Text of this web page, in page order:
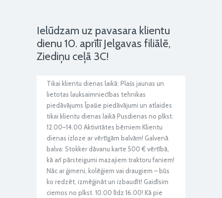
Ielūdzam uz pavasara klientu
dienu 10. aprīlī Jelgavas filiālē,
Ziediņu ceļā 3C!
Tikai klientu dienas laikā: Plašs jaunas un
lietotas lauksaimniecības tehnikas
piedāvājums Īpašie piedāvājumi un atlaides
tikai klientu dienas laikā Pusdienas no plkst.
12.00–14.00 Aktivitātes bērniem Klientu
dienas izloze ar vērtīgām balvām! Galvenā
balva: Stokker dāvanu karte 500 € vērtībā,
kā arī pārsteigumi mazajiem traktoru faniem!
Nāc ar ģimeni, kolēģiem vai draugiem – būs
ko redzēt, izmēģināt un izbaudīt! Gaidīsim
ciemos no plkst. 10.00 līdz 16.00! Kā pie